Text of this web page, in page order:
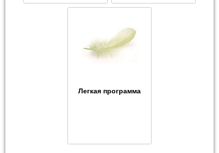
Легкая программа